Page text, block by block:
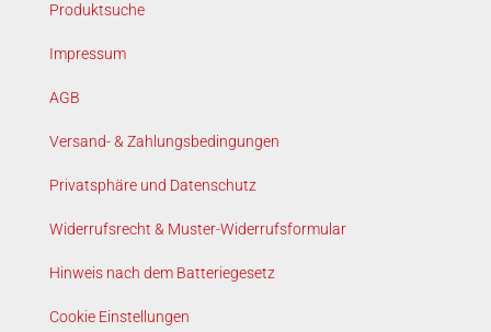
Produktsuche
Impressum
AGB
Versand- & Zahlungsbedingungen
Privatsphäre und Datenschutz
Widerrufsrecht & Muster-Widerrufsformular
Hinweis nach dem Batteriegesetz
Cookie Einstellungen